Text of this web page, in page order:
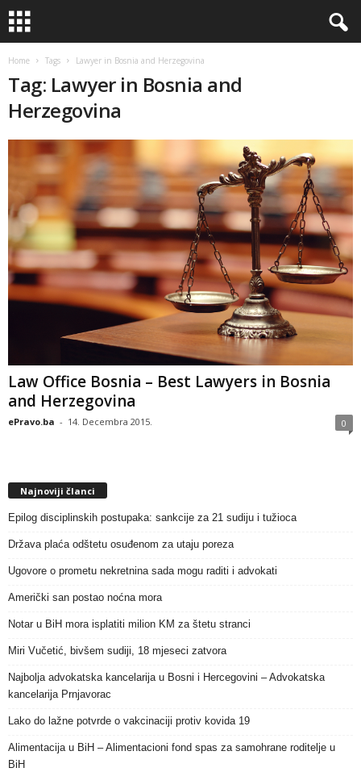
Home Tags Lawyer in Bosnia and Herzegovina
Tag: Lawyer in Bosnia and
Herzegovina
Law Office Bosnia – Best Lawyers in Bosnia
and Herzegovina
ePravo.ba - 14. Decembra 2015. 0
Najnoviji članci
Epilog disciplinskih postupaka: sankcije za 21 sudiju i tužioca
Država plaća odštetu osuđenom za utaju poreza
Ugovore o prometu nekretnina sada mogu raditi i advokati
Američki san postao noćna mora
Notar u BiH mora isplatiti milion KM za štetu stranci
Miri Vučetić, bivšem sudiji, 18 mjeseci zatvora
Najbolja advokatska kancelarija u Bosni i Hercegovini – Advokatska
kancelarija Prnjavorac
Lako do lažne potvrde o vakcinaciji protiv kovida 19
Alimentacija u BiH – Alimentacioni fond spas za samohrane roditelje u
BiH